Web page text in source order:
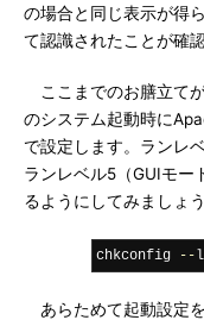
の場合と同じ表示が得
て認識されたことが確
ここまでのお膳立て
のシステム起動時に
で設定します。ランレ
ランレベル5（GUIモー
るようにしてみましょ
chkconfig --
あらためて起動設定を